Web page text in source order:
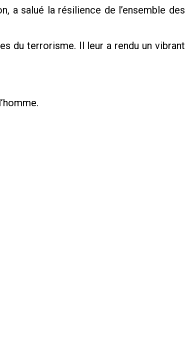
a salué la résilience de l’ensemble des
du terrorisme. Il leur a rendu un vibrant